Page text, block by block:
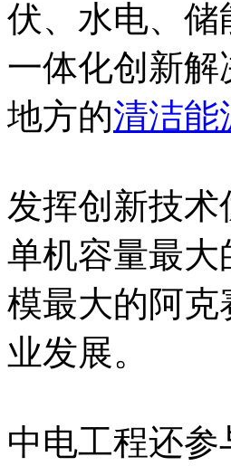
伏、水电、
一体化创新解
地方的清洁能
发挥创新技
单机容量最
模最大的阿
业发展。
中电工程还